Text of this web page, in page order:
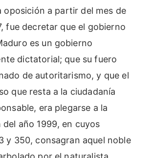
oposición a partir del mes de
fue decretar que el gobierno
es un gobierno
dictatorial; que su fuero
de autoritarismo, y que el
que resta a la ciudadanía
era plegarse a la
año 1999, en cuyos
y 350, consagran aquel noble